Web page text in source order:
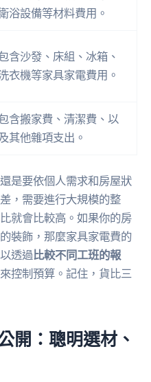
浴設備等材料費用。
含沙發、床組、冰箱、
衣機等家具家電費用。
含搬家費、清潔費、以
其他雜項支出。
是要依個人需求和房屋狀
，需要進行大規模的整
就會比較高。如果你的房
裝飾，那麼家具家電費的
透過比較不同工班的報
控制預算。記住，貨比三
開：聰明選材、